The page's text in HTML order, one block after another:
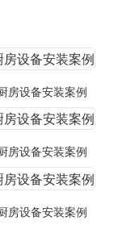
房设备安装案例
房设备安装案例
房设备安装案例